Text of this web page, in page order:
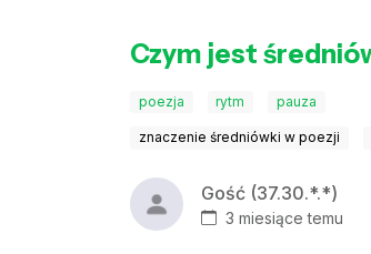
Czym jest
poezja rytm pauza
znaczenie średniówki w poezji
Gość (37.30.*.*)
3 miesiące temu